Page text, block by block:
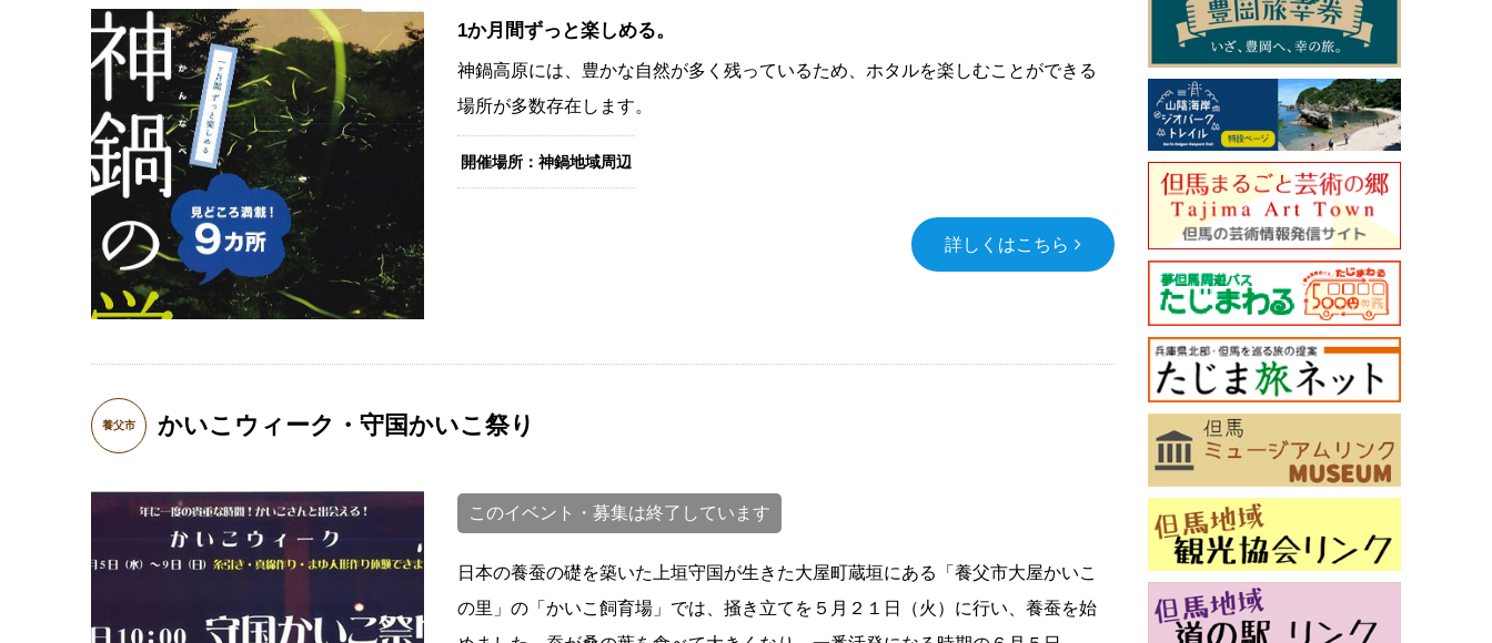
1か月間ずっと楽しめる。
神鍋高原には、豊かな自然が多く残っているため、ホタルを楽しむことができる
場所が多数存在します。
開催場所：神鍋地域周辺
詳しくはこちら
養父市 かいこウィーク・守国かいこ祭り
このイベント・募集は終了しています
日本の養蚕の礎を築いた上垣守国が生きた大屋町蔵垣にある「養父市大屋かいこ
の里」の「かいこ飼育場」では、掻き立てを５月２１日（火）に行い、養蚕を始